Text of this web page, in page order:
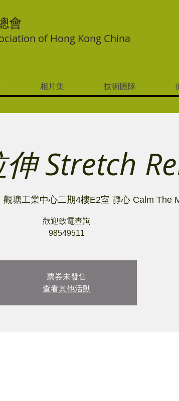
會
of Hong Kong China
相片集 技術團隊
Stretch
觀塘工業中心二期4樓E2室 靜心 Calm The
歡迎致電查詢
98549511
票券未發售
查看其他活動